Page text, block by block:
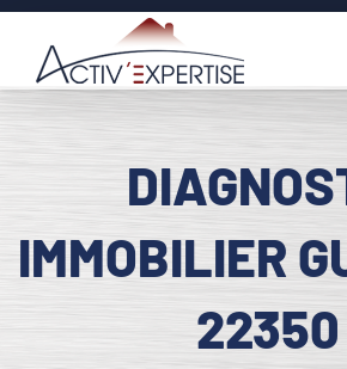
Passer
contenu
IMMOBILIER
22350